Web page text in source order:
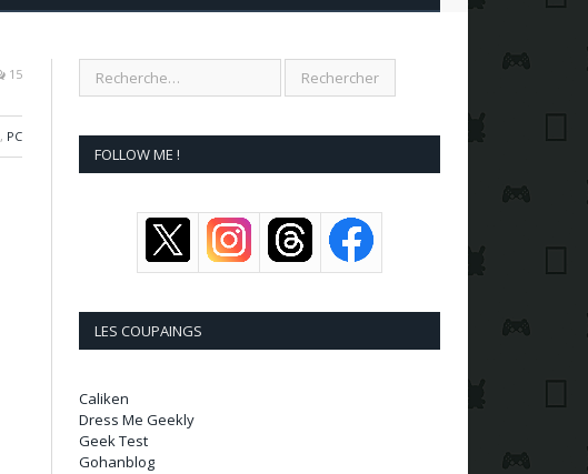
15
, PC
FOLLOW ME !
LES COUPAINGS
Caliken
Dress Me Geekly
Geek Test
Gohanblog